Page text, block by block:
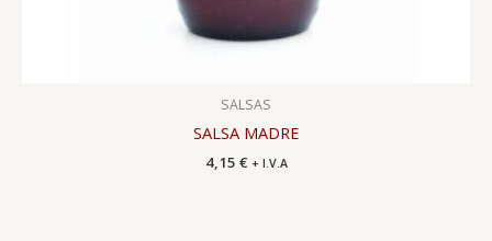
SALSAS
SALSA MADRE
4,15 € + I.V.A